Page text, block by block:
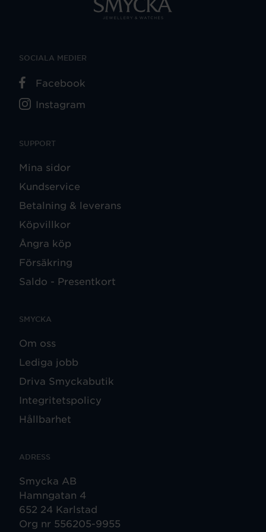
SUPPORT
Mina sidor
Kundservice
Betalning & leverans
Köpvillkor
Ångra köp
Försäkring
Saldo - Presentkort
SMYCKA
Om oss
Lediga jobb
Driva Smyckabutik
Integritetspolicy
Hållbarhet
ADRESS
Smycka AB
Hamngatan 4
652 24 Karlstad
Org nr 556205-9955
SOCIALA MEDIER
Facebook
Instagram